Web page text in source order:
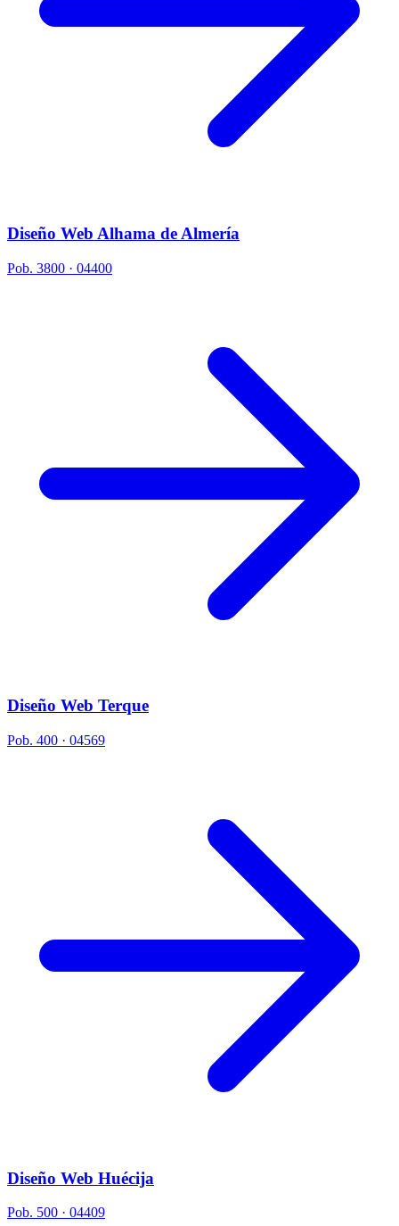
Diseño Web Alhama de Almería
Pob. 3800 · 04400
Diseño Web Terque
Pob. 400 · 04569
Diseño Web Huécija
Pob. 500 · 04409